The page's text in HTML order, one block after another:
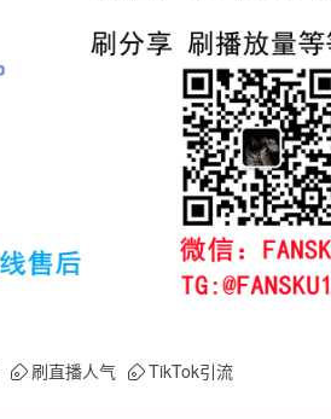
刷直播人气 TikTok引流